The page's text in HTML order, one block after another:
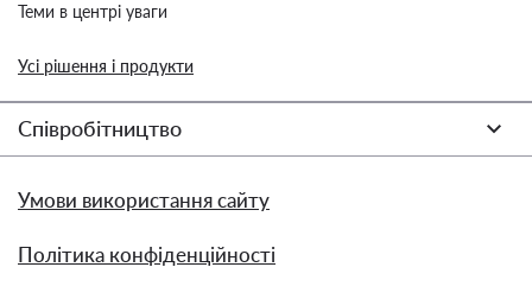
Теми в центрі уваги
Усі рішення і продукти
Співробітництво
Умови використання сайту
Політика конфіденційності